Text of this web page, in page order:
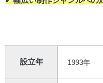
設立年 1993年